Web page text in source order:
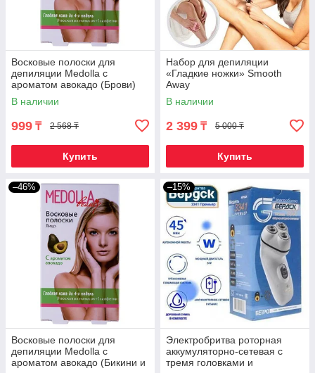
Восковые полоски для
депиляции Medolla с
ароматом авокадо (Брови)
В наличии
999 ₸ 2 568 ₸
Купить
Набор для депиляции
«Гладкие ножки» Smooth
Away
В наличии
2 399 ₸ 5 000 ₸
Купить
–46%
Восковые полоски для
депиляции Medolla с
ароматом авокадо (Бикини и
–15%
Электробритва роторная
аккумуляторно-сетевая с
тремя головками и